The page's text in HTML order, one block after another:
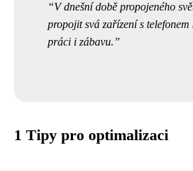
V dnešní době propojeného
propojit svá zařízení s
práci i zábavu.
1 Tipy pro optimalizaci